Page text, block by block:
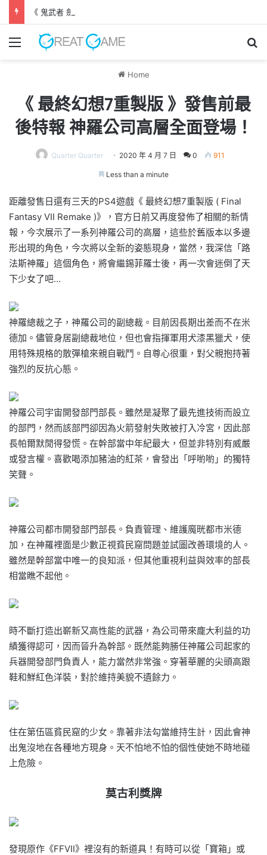
《 鬼武者 劍之道 》 實機試玩報告 源義經將是事件的起源！？
Menu
Home
《 最終幻想7重製版 》發售前最
後特報 神羅公司高層全面登場！
Quarter Quarter 2020 年 4 月 7 日 0 911
Less than a minute
距離發售日還有三天的PS4遊戲《 最終幻想7重製版 ( Final
Fantasy VII Remake )》，官方日前又再度發佈了相關的新情
報，今次展示了一系列神羅公司的高層，這些於舊版本以多邊
形出現的角色，今次將以全新的姿態現身，當然，我深信「路
法斯神羅」這個角色，將會繼錫菲羅士後，再一次會迷倒了天
下少女了吧…
神羅總裁之子，神羅公司的副總裁。目前因長期出差而不在米
德加。儘管身居副總裁地位，但也會指揮軍用犬漆黑獵犬，使
用特殊規格的散彈槍來親自戰鬥。自尊心很重，對父親抱持著
強烈的反抗心態。
神羅公司宇宙開發部門部長。雖然是凝聚了最先進技術而設立
的部門，然而該部門卻因為火箭發射失敗被打入冷宮，因此部
長帕爾默閒得發慌。在幹部當中年紀最大，但並非特別有威嚴
或發言權。喜歡喝添加豬油的紅茶，會發出「呼喲喲」的獨特
笑聲。
神羅公司都市開發部門部長。負責管理、維護魔晄都市米德
加，在神羅裡面是少數正視貧民窟問題並試圖改善環境的人。
雖然是幹部當中唯一的良知派，但其他重視利益與效率的部長
相當瞧不起他。
時不斷打造出嶄新又高性能的武器，為公司帶來龐大利益的功
績獲得認可，因而晉升為幹部。既然能夠勝任神羅公司起家的
兵器開發部門負責人，能力當然非常強。穿著華麗的尖頭高跟
鞋和鮮紅色洋裝，對於維持美貌不遺餘力。
住在第伍區貧民窟的少女。靠著非法勾當維持生計，因此會神
出鬼沒地在各種地方現身。天不怕地不怕的個性使她不時地碰
上危險。
莫古利獎牌
發現原作《FFVII》裡沒有的新道具！有時可以從「寶箱」或